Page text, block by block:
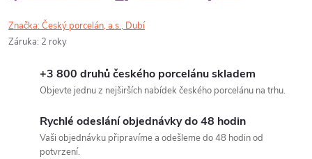
Značka:Český porcelán, a.s., Dubí
Záruka: 2 roky
+3 800 druhů českého porcelánu skladem
Objevte jednu z nejširších nabídek českého porcelánu na trhu.
Rychlé odeslání objednávky do 48 hodin
Vaši objednávku připravíme a odešleme do 48 hodin od
potvrzení.